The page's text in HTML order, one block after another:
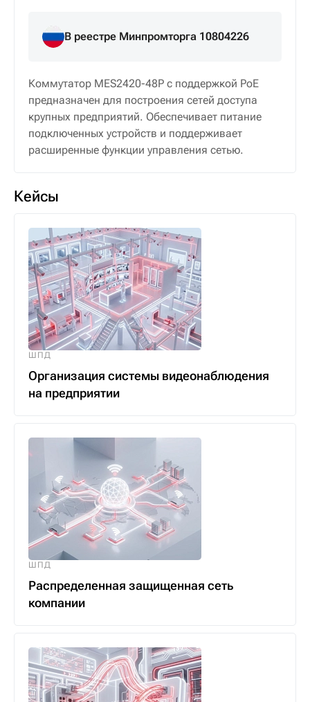
В реестре Минпромторга 10804226
Коммутатор MES2420-48P с поддержкой PoE
предназначен для построения сетей доступа
крупных предприятий. Обеспечивает питание
подключенных устройств и поддерживает
расширенные функции управления сетью.
Кейсы
ШПД
Организация системы видеонаблюдения
на предприятии
ШПД
Распределенная защищенная сеть
компании